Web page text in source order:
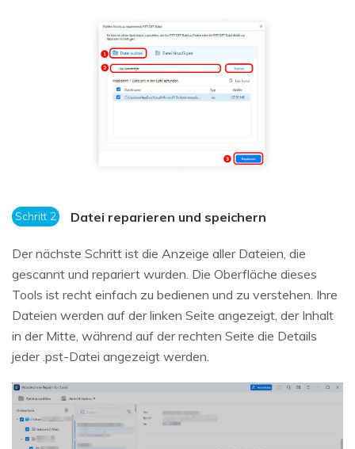
Schritt 2 Datei reparieren und speichern
Der nächste Schritt ist die Anzeige aller Dateien, die
gescannt und repariert wurden. Die Oberfläche dieses
Tools ist recht einfach zu bedienen und zu verstehen. Ihre
Dateien werden auf der linken Seite angezeigt, der Inhalt
in der Mitte, während auf der rechten Seite die Details
jeder .pst-Datei angezeigt werden.